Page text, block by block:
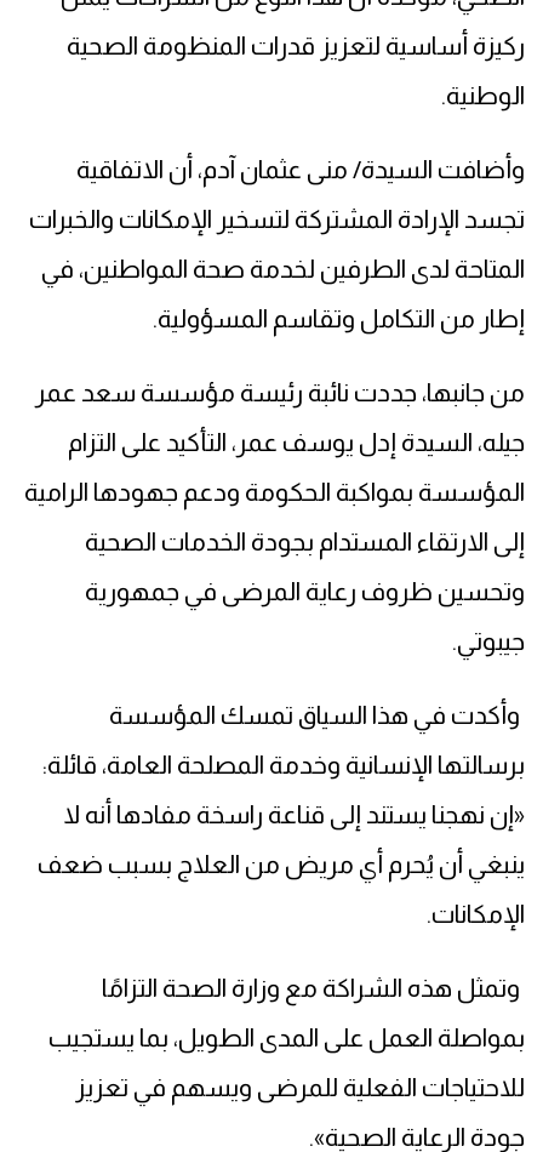
ركيزة أساسية لتعزيز قدرات المنظومة الصحية
الوطنية.
وأضافت السيدة/ منى عثمان آدم، أن الاتفاقية
تجسد الإرادة المشتركة لتسخير الإمكانات والخبرات
المتاحة لدى الطرفين لخدمة صحة المواطنين، في
إطار من التكامل وتقاسم المسؤولية.
من جانبها، جددت نائبة رئيسة مؤسسة سعد عمر
جيله، السيدة إدل يوسف عمر، التأكيد على التزام
المؤسسة بمواكبة الحكومة ودعم جهودها الرامية
إلى الارتقاء المستدام بجودة الخدمات الصحية
وتحسين ظروف رعاية المرضى في جمهورية
جيبوتي.
وأكدت في هذا السياق تمسك المؤسسة
برسالتها الإنسانية وخدمة المصلحة العامة، قائلة:
«إن نهجنا يستند إلى قناعة راسخة مفادها أنه لا
ينبغي أن يُحرم أي مريض من العلاج بسبب ضعف
الإمكانات.
وتمثل هذه الشراكة مع وزارة الصحة التزامًا
بمواصلة العمل على المدى الطويل، بما يستجيب
للاحتياجات الفعلية للمرضى ويسهم في تعزيز
جودة الرعاية الصحية».